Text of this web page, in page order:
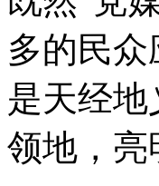
多的民
是天经
领地，亮